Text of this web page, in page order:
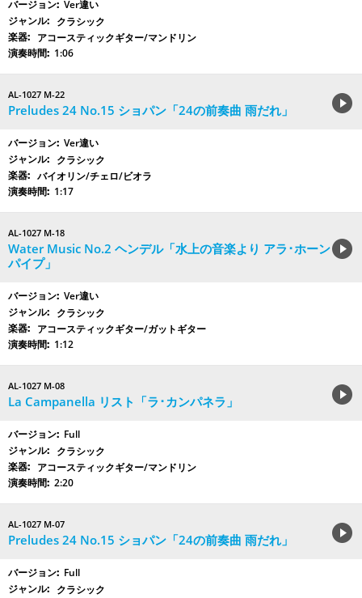
Ver違い
クラシック
アコースティックギター/マンドリン
1:06
AL-1027 M-22
Preludes 24 No.15 ショパン「24の前奏曲 雨だれ」
Ver違い
クラシック
バイオリン/チェロ/ビオラ
1:17
AL-1027 M-18
Water Music No.2 ヘンデル「水上の音楽より アラ･ホーン
パイプ」
Ver違い
クラシック
アコースティックギター/ガットギター
1:12
AL-1027 M-08
La Campanella リスト「ラ･カンパネラ」
Full
クラシック
アコースティックギター/マンドリン
2:20
AL-1027 M-07
Preludes 24 No.15 ショパン「24の前奏曲 雨だれ」
Full
クラシック